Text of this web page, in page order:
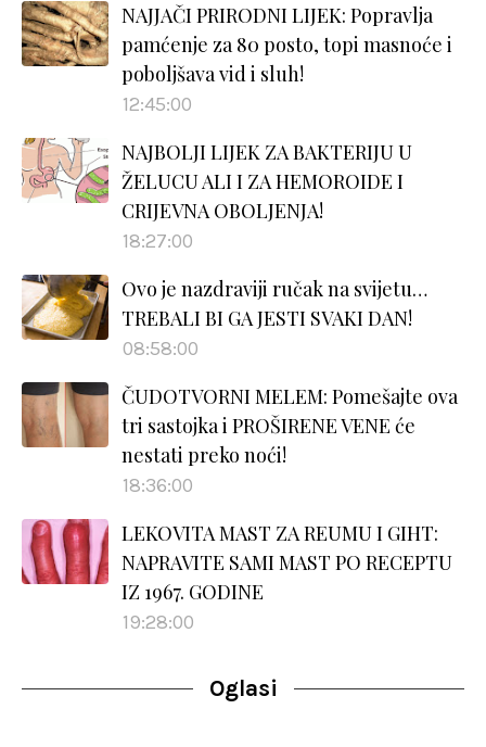
NAJJAČI PRIRODNI LIJEK: Popravlja
pamćenje za 80 posto, topi masnoće i
poboljšava vid i sluh!
12:45:00
NAJBOLJI LIJEK ZA BAKTERIJU U
ŽELUCU ALI I ZA HEMOROIDE I
CRIJEVNA OBOLJENJA!
18:27:00
Ovo je nazdraviji ručak na svijetu…
TREBALI BI GA JESTI SVAKI DAN!
08:58:00
ČUDOTVORNI MELEM: Pomešajte ova
tri sastojka i PROŠIRENE VENE će
nestati preko noći!
18:36:00
LEKOVITA MAST ZA REUMU I GIHT:
NAPRAVITE SAMI MAST PO RECEPTU
IZ 1967. GODINE
19:28:00
Oglasi